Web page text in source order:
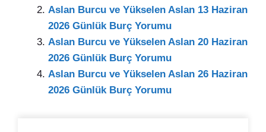
Aslan Burcu ve Yükselen Aslan 13 Haziran
2026 Günlük Burç Yorumu
Aslan Burcu ve Yükselen Aslan 20 Haziran
2026 Günlük Burç Yorumu
Aslan Burcu ve Yükselen Aslan 26 Haziran
2026 Günlük Burç Yorumu